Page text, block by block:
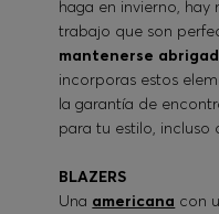
haga en invierno, hay
trabajo que son
mantenerse
incorporas estos
la garantía de
para tu estilo, incluso
BLAZERS
Una americana con